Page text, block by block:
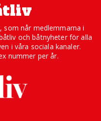
som når medlemmarna i
och båtnyheter för alla
i våra sociala kanaler.
nummer per år.